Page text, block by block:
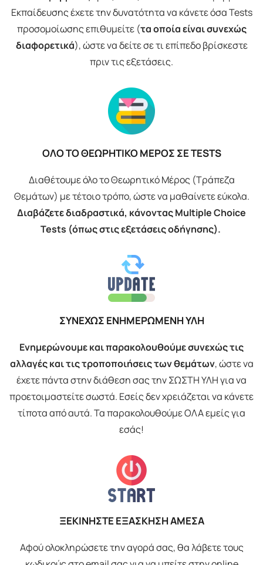
Εκπαίδευσης έχετε την δυνατότητα να κάνετε όσα Tests
προσομοίωσης επιθυμείτε (τα οποία είναι συνεχώς
διαφορετικά), ώστε να δείτε σε τι επίπεδο βρίσκεστε
πριν τις εξετάσεις.
ΟΛΟ ΤΟ ΘΕΩΡΗΤΙΚΟ ΜΕΡΟΣ ΣΕ TESTS
Διαθέτουμε όλο το Θεωρητικό Μέρος (Τράπεζα
Θεμάτων) με τέτοιο τρόπο, ώστε να μαθαίνετε εύκολα.
Διαβάζετε διαδραστικά, κάνοντας Multiple Choice
Tests (όπως στις εξετάσεις οδήγησης).
ΣΥΝΕΧΩΣ ΕΝΗΜΕΡΩΜΕΝΗ ΥΛΗ
Ενημερώνουμε και παρακολουθούμε συνεχώς τις
αλλαγές και τις τροποποιήσεις των θεμάτων, ώστε να
έχετε πάντα στην διάθεση σας την ΣΩΣΤΗ ΥΛΗ για να
προετοιμαστείτε σωστά. Εσείς δεν χρειάζεται να κάνετε
τίποτα από αυτά. Τα παρακολουθούμε ΟΛΑ εμείς για
εσάς!
ΞΕΚΙΝΗΣΤΕ ΕΞΑΣΚΗΣΗ ΑΜΕΣΑ
Αφού ολοκληρώσετε την αγορά σας, θα λάβετε τους